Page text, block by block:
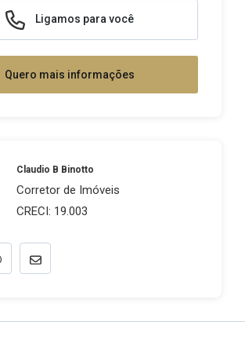
Ligamos para você
Quero mais informações
Claudio B Binotto
Corretor de Imóveis
CRECI: 19.003